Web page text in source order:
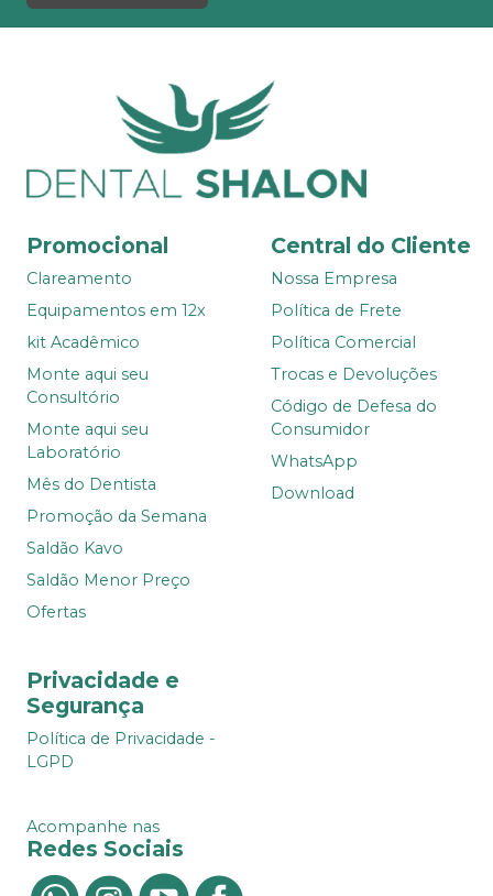
Promocional
Clareamento
Equipamentos em 12x
kit Acadêmico
Monte aqui seu
Consultório
Monte aqui seu
Laboratório
Mês do Dentista
Promoção da Semana
Saldão Kavo
Saldão Menor Preço
Ofertas
Central do Cliente
Nossa Empresa
Política de Frete
Política Comercial
Trocas e Devoluções
Código de Defesa do
Consumidor
WhatsApp
Download
Privacidade e
Segurança
Política de Privacidade -
LGPD
Acompanhe nas
Redes Sociais